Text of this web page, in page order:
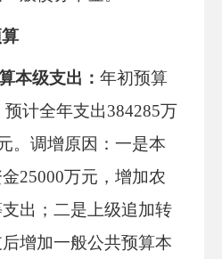
本级支出：年初预算
预计全年支出384285万
。调增原因：一是本
25000万元，增加农
出； 二是上级追加转
增加一般公共预算本